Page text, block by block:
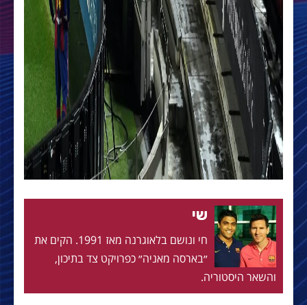
שי
חי ונושם בלאוגרנה מאז 1991. הקים את
״בארסה מאניה״ כפרויקט צד בתיכון,
והשאר היסטוריה.